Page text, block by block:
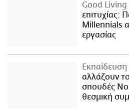
Good Living
επιτυχίας:
Millennials
εργασίας
Εκπαίδευση
αλλάζουν
σπουδές
θεσμική